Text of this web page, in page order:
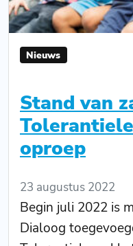
Nieuws
Stand van
oproep
23 augustus 2022
Begin juli 2022 is
Dialoog